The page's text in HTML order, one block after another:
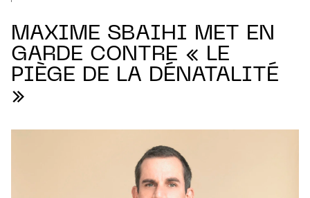
MAXIME SBAIHI MET EN
GARDE CONTRE « LE
PIÈGE DE LA DÉNATALITÉ
»